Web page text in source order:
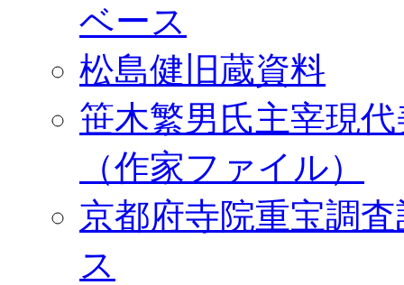
ベース
松島健旧蔵資料
笹木繁男氏主宰現
（作家ファイル）
京都府寺院重宝調
ス